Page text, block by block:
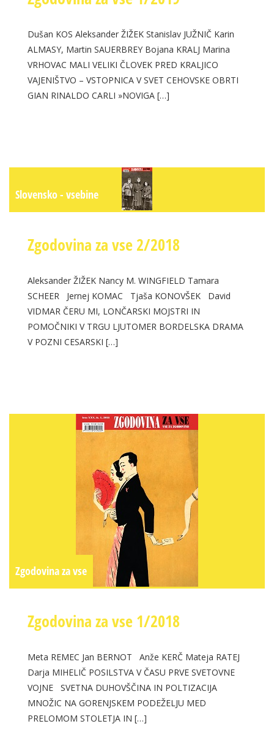
Dušan KOS Aleksander ŽIŽEK Stanislav JUŽNIČ Karin
ALMASY, Martin SAUERBREY Bojana KRALJ Marina
VRHOVAC MALI VELIKI ČLOVEK PRED KRALJICO
VAJENIŠTVO – VSTOPNICA V SVET CEHOVSKE OBRTI
GIAN RINALDO CARLI »NOVIGA […]
Slovensko - vsebine
Zgodovina za vse 2/2018
Aleksander ŽIŽEK Nancy M. WINGFIELD Tamara
SCHEER Jernej KOMAC Tjaša KONOVŠEK David
VIDMAR ČERU MI, LONČARSKI MOJSTRI IN
POMOČNIKI V TRGU LJUTOMER BORDELSKA DRAMA
V POZNI CESARSKI […]
Zgodovina za vse
Zgodovina za vse 1/2018
Meta REMEC Jan BERNOT Anže KERČ Mateja RATEJ
Darja MIHELIČ POSILSTVA V ČASU PRVE SVETOVNE
VOJNE SVETNA DUHOVŠČINA IN POLTIZACIJA
MNOŽIC NA GORENJSKEM PODEŽELJU MED
PRELOMOM STOLETJA IN […]